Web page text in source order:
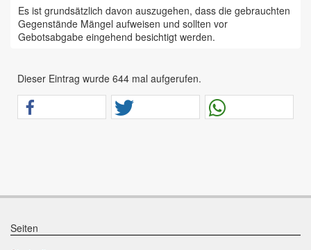
Es ist grundsätzlich davon auszugehen, dass die gebrauchten
Gegenstände Mängel aufweisen und sollten vor
Gebotsabgabe eingehend besichtigt werden.
dass sämtliche zum Verkauf stehende Artikel ungeprüft sind.
Bei allen zum Verkauf stehenden Fahrzeugen und Maschinen
ist davon auszugehen, dass diese bereits einen nicht
unerheblichen Vorschaden erlitten haben.
Wir weisen eindringlich darauf hin, dass Gebote nur
einverstanden sind und diese bedingungslos akzeptieren.
Dieser Eintrag wurde 644 mal aufgerufen.
Seiten